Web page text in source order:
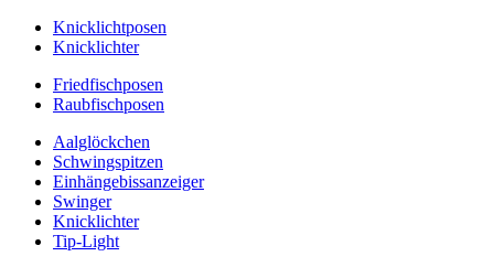
Knicklichtposen
Knicklichter
Friedfischposen
Raubfischposen
Aalglöckchen
Schwingspitzen
Einhängebissanzeiger
Swinger
Knicklichter
Tip-Light